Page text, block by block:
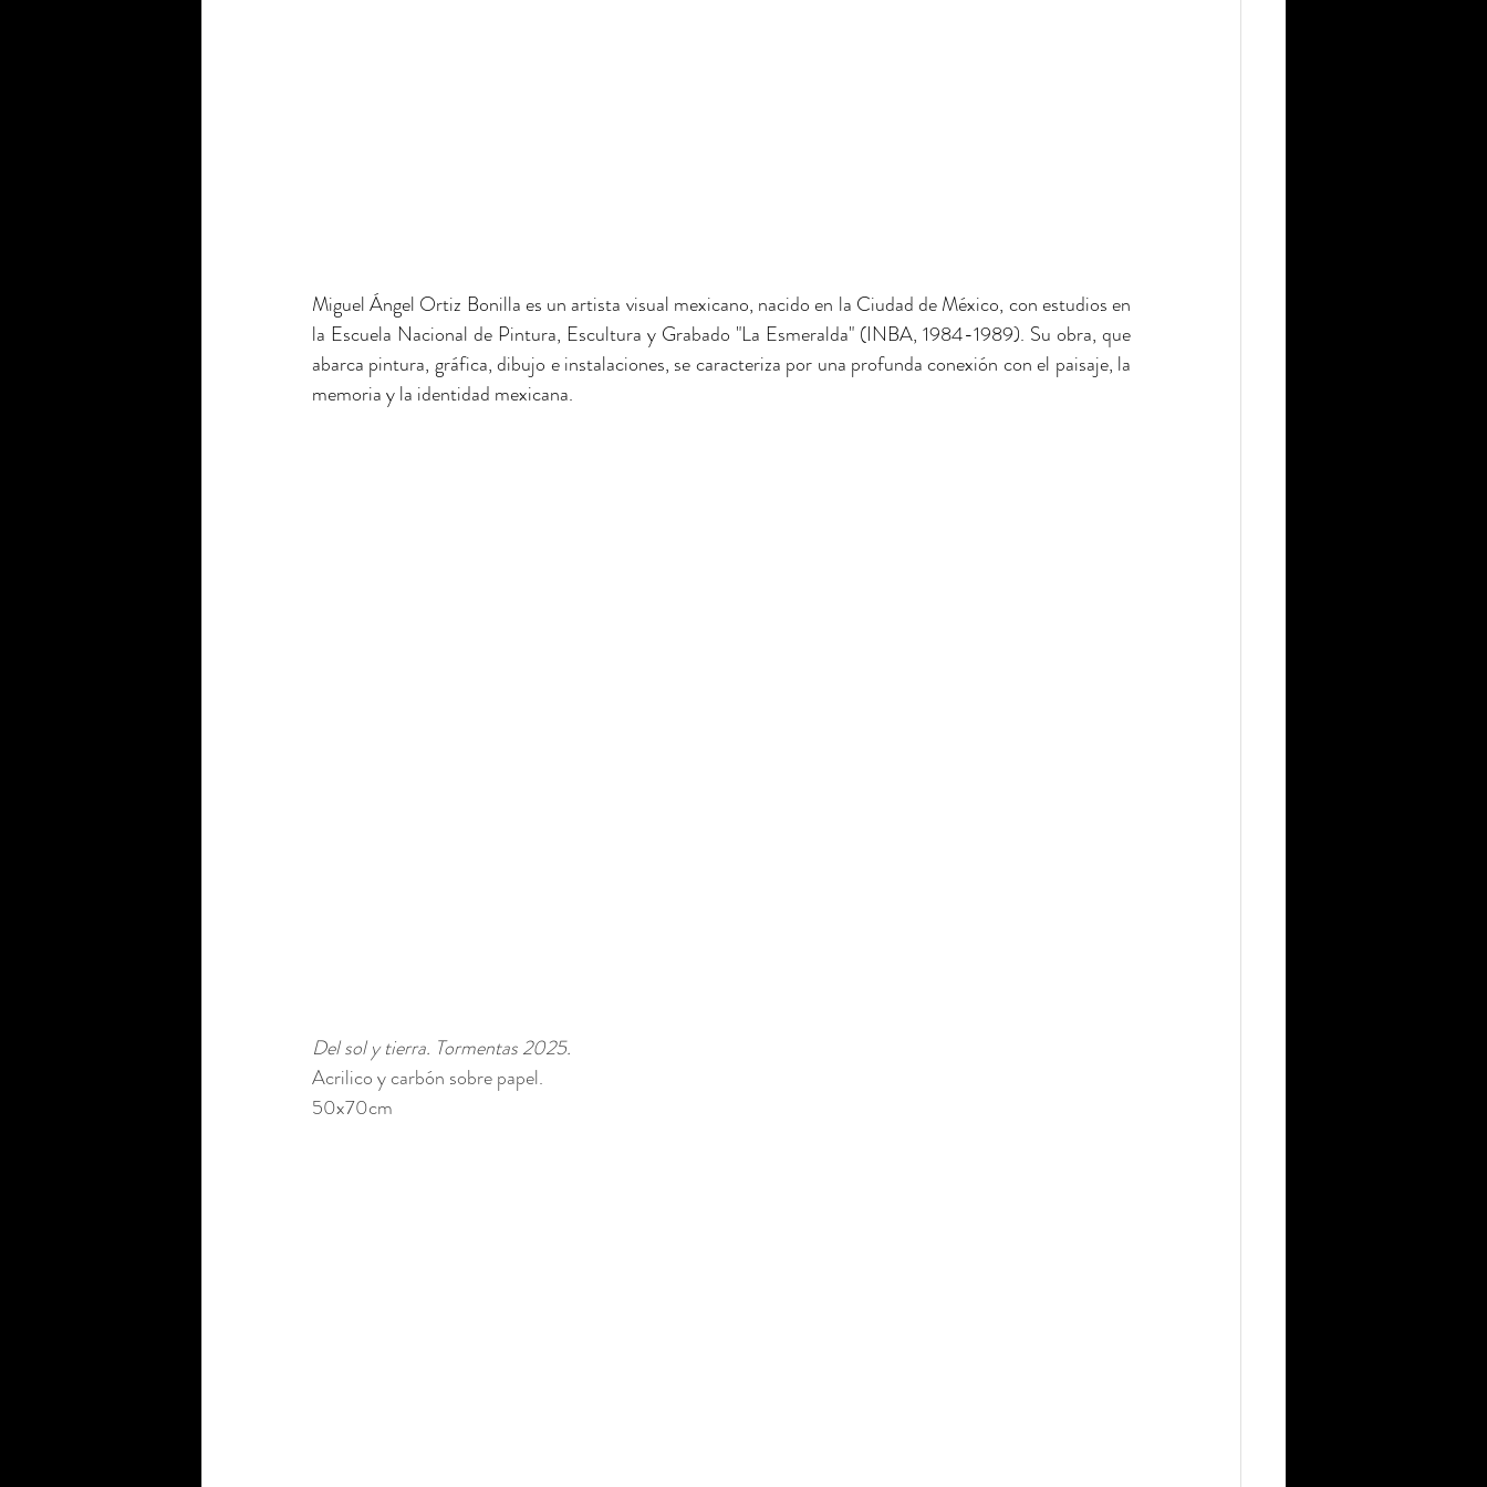
Miguel Ángel Ortiz Bonilla es un artista visual mexicano, nacido en la Ciudad de México, con estudios en
la Escuela Nacional de Pintura, Escultura y Grabado "La Esmeralda" (INBA, 1984-1989). Su obra, que
abarca pintura, gráfica, dibujo e instalaciones, se caracteriza por una profunda conexión con el paisaje, la
memoria y la identidad mexicana.
Del sol y tierra. Tormentas 2025.
Acrilico y carbón sobre papel.
50x70cm